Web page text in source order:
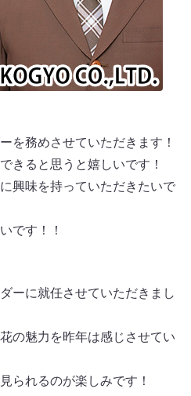
を務めさせていただきます！
きると思うと嬉しいです！
興味を持っていただきたいで
です！！
ーに就任させていただきまし
の魅力を昨年は感じさせてい
られるのが楽しみです！